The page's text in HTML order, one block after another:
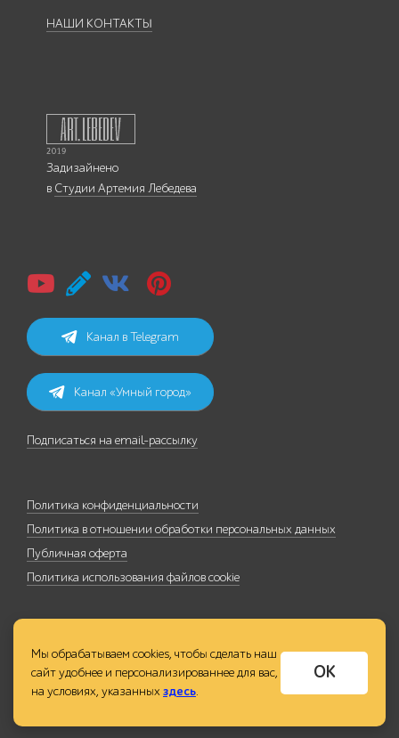
НАШИ КОНТАКТЫ
Задизайнено
в Студии Артемия Лебедева
Канал в Telegram
Канал «Умный город»
Подписаться на email-рассылку
Политика конфиденциальности
Политика в отношении обработки персональных данных
Публичная оферта
Политика использования файлов cookie
Мы обрабатываем cookies, чтобы сделать наш
сайт удобнее и персонализированнее для вас,
на условиях, указанныхздесь.
ОК